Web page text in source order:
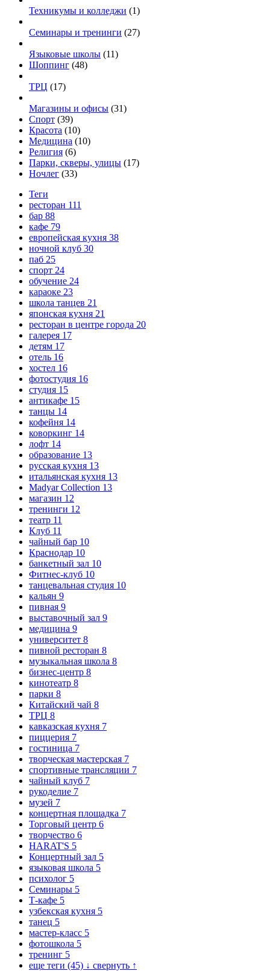
Техникумы и колледжи (1)
Семинары и тренинги (27)
Языковые школы (11)
Шоппинг (48)
ТРЦ (17)
Магазины и офисы (31)
Спорт (39)
Красота (10)
Медицина (10)
Религия (6)
Парки, скверы, улицы (17)
Ночлег (33)
Теги
ресторан 111
бар 88
кафе 79
европейская кухня 38
ночной клуб 30
паб 25
спорт 24
обучение 24
караоке 23
школа танцев 21
японская кухня 21
ресторан в центре города 20
галерея 17
детям 17
отель 16
хостел 16
фотостудия 16
студия 15
антикафе 15
танцы 14
кофейня 14
коворкинг 14
лофт 14
образование 13
русская кухня 13
итальянская кухня 13
Madyar Collection 13
магазин 12
тренинги 12
театр 11
Клуб 11
чайный бар 10
Краснодар 10
банкетный зал 10
Фитнес-клуб 10
танцевальная студия 10
кальян 9
пивная 9
выставочный зал 9
медицина 9
университет 8
пивной ресторан 8
музыкальная школа 8
бизнес-центр 8
кинотеатр 8
парки 8
Китайский чай 8
ТРЦ 8
кавказская кухня 7
пиццерия 7
гостиница 7
творческая мастерская 7
спортивные трансляции 7
чайный клуб 7
рукоделие 7
музей 7
концертная площадка 7
Торговый центр 6
творчество 6
HARAT'S 5
Концертный зал 5
языковая школа 5
психолог 5
Семинары 5
Т-кафе 5
узбекская кухня 5
танец 5
мастер-класс 5
фотошкола 5
тренинг 5
еще теги (45) ↓ свернуть ↑